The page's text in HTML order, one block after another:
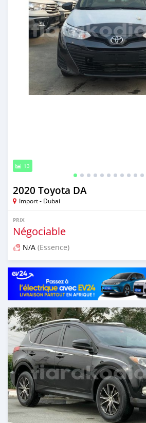
13
2020 Toyota DA
Import - Dubai
PRIX
Négociable
N/A (Essence)
Publié il y a presque 6 ans